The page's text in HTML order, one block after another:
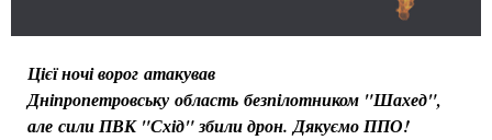
Цієї ночі ворог атакував
Дніпропетровську область безпілотником "Шахед",
але сили ПВК "Схід" збили дрон. Дякуємо ППО!